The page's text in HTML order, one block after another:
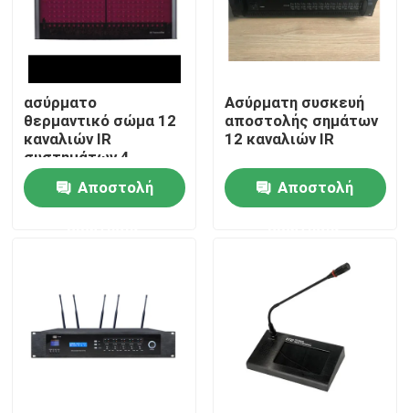
Περίπου εμείς
Γύρος εργοστασίων
Ποιοτικός έλεγχος
Περιπτώσεις
ασύρματο
θερμαντικό σώμα 12
καναλιών IR
συστημάτων 4
ομιλητών PA
Αποστολή
Ασύρματη συσκευή
αποστολής σημάτων
12 καναλιών IR
Αποστολή